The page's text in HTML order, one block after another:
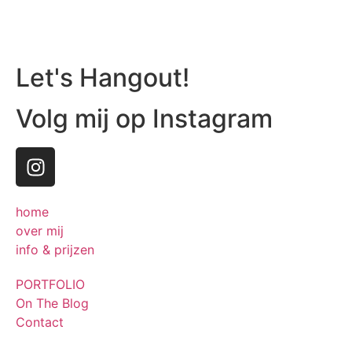
Let's Hangout!
Volg mij op Instagram
home
over mij
info & prijzen
PORTFOLIO
On The Blog
Contact